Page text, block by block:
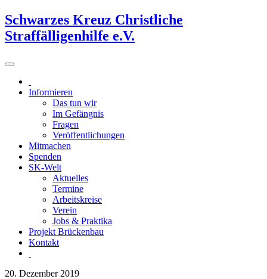
Schwarzes Kreuz Christliche
Straffälligenhilfe e.V.
Informieren
Das tun wir
Im Gefängnis
Fragen
Veröffentlichungen
Mitmachen
Spenden
SK-Welt
Aktuelles
Termine
Arbeitskreise
Verein
Jobs & Praktika
Projekt Brückenbau
Kontakt
20. Dezember 2019